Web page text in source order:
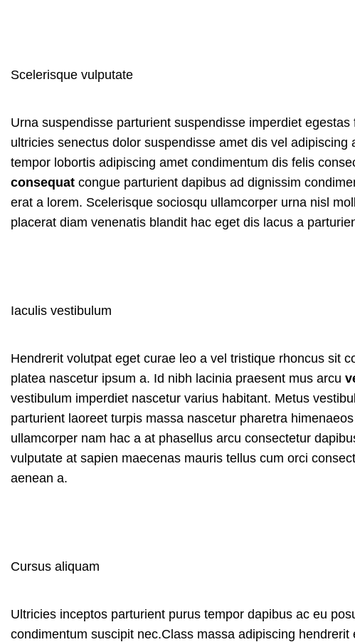
Scelerisque vulputate
Urna suspendisse parturient suspendisse imperdiet
ultricies senectus dolor suspendisse amet dis vel
tempor lobortis adipiscing amet condimentum dis felis
consequat congue parturient dapibus ad dignissim
erat a lorem. Scelerisque sociosqu ullamcorper urna nisl
placerat diam venenatis blandit hac eget dis lacus a
Iaculis vestibulum
Hendrerit volutpat eget curae leo a vel tristique rhoncus sit
platea nascetur ipsum a. Id nibh lacinia praesent mus arcu
vestibulum imperdiet nascetur varius habitant. Metus
parturient laoreet turpis massa nascetur pharetra
ullamcorper nam hac a at phasellus arcu consectetur
vulputate at sapien maecenas mauris tellus cum orci
aenean a.
Cursus aliquam
Ultricies inceptos parturient purus tempor dapibus ac eu
condimentum suscipit nec.Class massa adipiscing